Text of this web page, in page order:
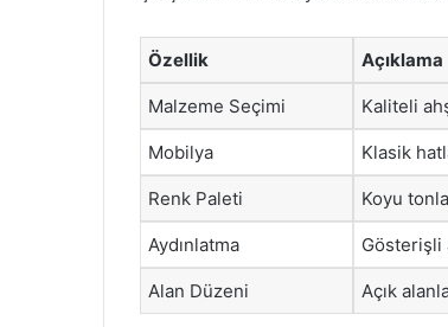
Özellik Açıklama
Malzeme Seçimi Kaliteli
Mobilya Klasik
Renk Paleti Koyu
Aydınlatma Gösterişli
Alan Düzeni Açık